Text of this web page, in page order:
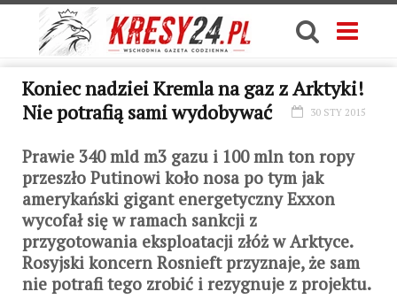
Koniec nadziei Kremla na gaz z Arktyki!
Nie potrafią sami wydobywać
30 STY 2015
Prawie 340 mld m3 gazu i 100 mln ton ropy
przeszło Putinowi koło nosa po tym jak
amerykański gigant energetyczny Exxon
wycofał się w ramach sankcji z
przygotowania eksploatacji złóż w Arktyce.
Rosyjski koncern Rosnieft przyznaje, że sam
nie potrafi tego zrobić i rezygnuje z projektu.